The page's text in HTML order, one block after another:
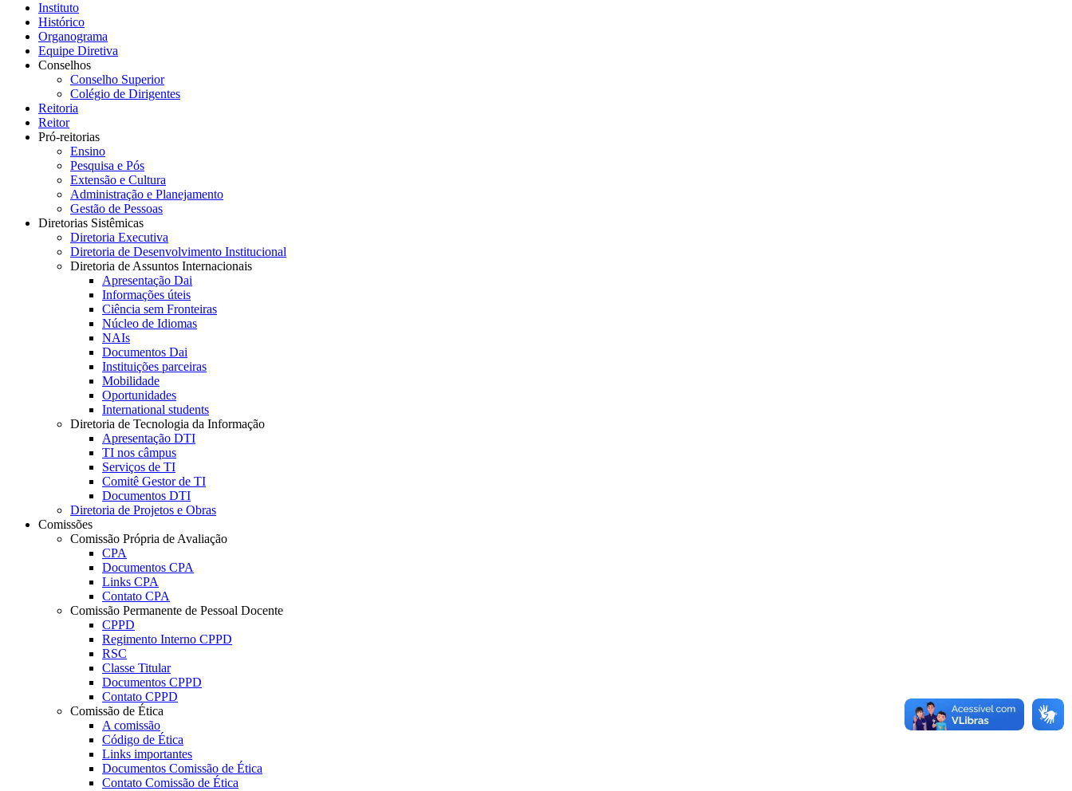
Instituto
Histórico
Organograma
Equipe Diretiva
Conselhos
Conselho Superior
Colégio de Dirigentes
Reitoria
Reitor
Pró-reitorias
Ensino
Pesquisa e Pós
Extensão e Cultura
Administração e Planejamento
Gestão de Pessoas
Diretorias Sistêmicas
Diretoria Executiva
Diretoria de Desenvolvimento Institucional
Diretoria de Assuntos Internacionais
Apresentação Dai
Informações úteis
Ciência sem Fronteiras
Núcleo de Idiomas
NAIs
Documentos Dai
Instituições parceiras
Mobilidade
Oportunidades
International students
Diretoria de Tecnologia da Informação
Apresentação DTI
TI nos câmpus
Serviços de TI
Comitê Gestor de TI
Documentos DTI
Diretoria de Projetos e Obras
Comissões
Comissão Própria de Avaliação
CPA
Documentos CPA
Links CPA
Contato CPA
Comissão Permanente de Pessoal Docente
CPPD
Regimento Interno CPPD
RSC
Classe Titular
Documentos CPPD
Contato CPPD
Comissão de Ética
A comissão
Código de Ética
Links importantes
Documentos Comissão de Ética
Contato Comissão de Ética